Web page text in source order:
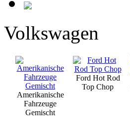
Volkswagen
Amerikanische
Fahrzeuge
Gemischt
Ford Hot Rod
Top Chop